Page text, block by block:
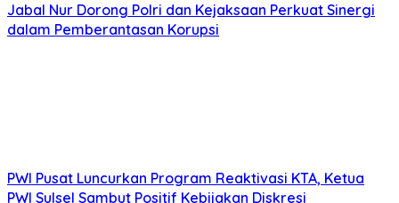
Jabal Nur Dorong Polri dan Kejaksaan Perkuat Sinergi
dalam Pemberantasan Korupsi
PWI Pusat Luncurkan Program Reaktivasi KTA, Ketua
PWI Sulsel Sambut Positif Kebijakan Diskresi